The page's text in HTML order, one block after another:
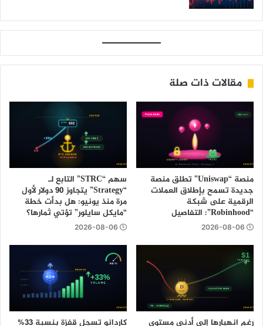
مقالات ذات صلة
منصة “Uniswap” تطلق منصة
جديدة تسمح بإطلاق العملات
الرقمية على شبكة
“Robinhood”: التفاصيل
2026-08-06
سهم “STRC” التابع لـ
“Strategy” يتجاوز 90 دولار لأول
مرة منذ يونيو: هل بدأت خطة
“مايكل سايلور” تؤتي ثمارها؟
2026-08-06
رغم انهيارها إلى أدنى مستوى كاردانو تسجل قفزة بنسبة 33%